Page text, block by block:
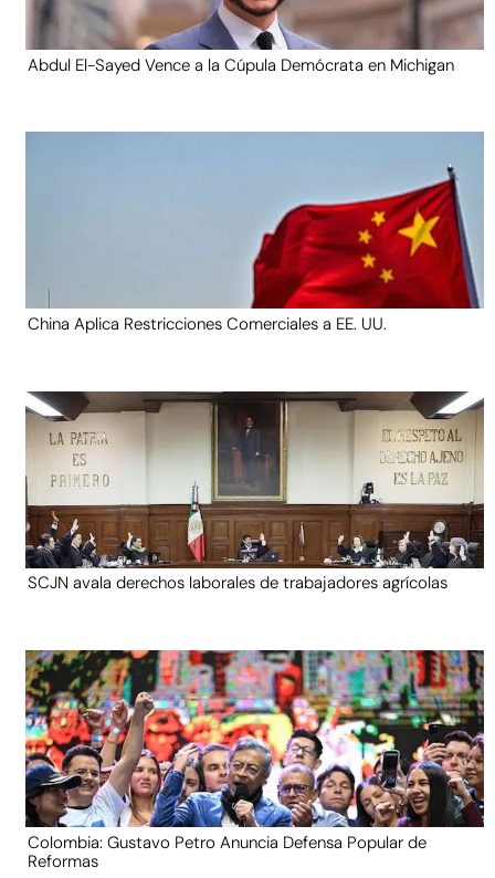
Abdul El-Sayed Vence a la Cúpula Demócrata en Michigan
China Aplica Restricciones Comerciales a EE. UU.
SCJN avala derechos laborales de trabajadores agrícolas
Colombia: Gustavo Petro Anuncia Defensa Popular de
Reformas